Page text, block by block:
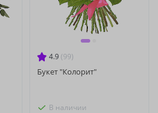
4.9 (99)
Букет "Колорит"
В наличии